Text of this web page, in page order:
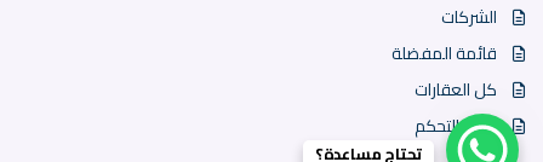
الشركات
قائمة المفضلة
كل العقارات
لوحة التحكم
تحتاج مساعدة؟